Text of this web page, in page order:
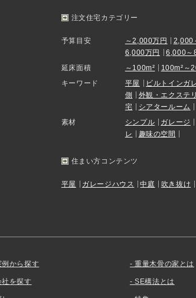
注文住宅カテゴリー
予算目安 ～2,000万円 2,000
6,000万円
6,000～
延床面積
～100m² 100m²～
キーワード
平屋 ビルトインガ
側
外観・エクステ
宅
シアタールーム
素材
シンプル ガレージ
レ
趣味の空間
住まい方コンテンツ
平屋 ガレージハウス 中庭 吹き抜け
例から探す
社を探す
重量木骨の家とは
SE構法とは